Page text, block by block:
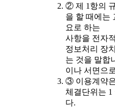
② 제 1항의
을 할 때에는
요로 하는
사항을 전자
정보처리 장
는 것을 말합
이나 서면으
③ 이용계약
체결단위는 1
다.